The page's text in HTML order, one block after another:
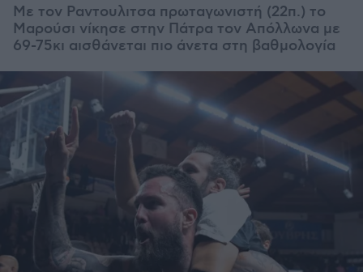
Με τον Ραντουλιτσα πρωταγωνιστή (22π.) το
Μαρούσι νίκησε στην Πάτρα τον Απόλλωνα με
69-75κι αισθάνεται πιο άνετα στη βαθμολογία